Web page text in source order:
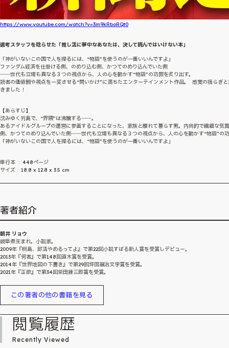
https://www.youtube.com/watch?v=3m9kRboRQt0
選考スタッフを唸らせた「推し活に夢中なあなたは、決して読んではいけない本」
「神がいないこの国で人を操るには、“物語”を使うのが一番いいんですよ」
ファンダム経済を仕掛ける側、のめり込む側、かつてのめり込んでいた側
――世代も立場も異なる３つの視点から、人の心を動かす“物語”の功罪を炙り出す。
読者の価値観や視点を一変させる“問いかけ”に満ちたエンターテインメント作品。 感覚の揺ら
きました！
【あらすじ】
沈みゆく列島で、“界隈”は沸騰する――。
あるアイドルグループの運営に参画することになった、家族と離れて暮らす男。内向的で繊細な
側、かつてのめり込んでいた側――世代も立場も異なる３つの視点から、人の心を動かす“物語”の
「神がいないこの国で人を操るには、“物語”を使うのが一番いいんですよ」
単行本 ‏ : ‎ 448ページ
サイズ : ‎ 18.8 x 12.8 x 3.5 cm
著者紹介
朝井 リョウ
岐阜県生まれ。小説家。
2009年『桐島、部活やめるってよ』で第22回小説すばる新人賞を受賞しデビュー。
2013年『何者』で第148回直木賞を受賞。
2014年『世界地図の下書き』で第29回坪田譲治文学賞を受賞。
2021年『正欲』で第34回柴田錬三郎賞を受賞。
この著者の他の書籍を見る
閲覧履歴
Recently Viewed